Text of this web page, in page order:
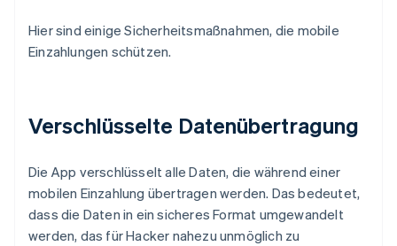
Hier sind einige Sicherheitsmaßnahmen, die mobile
Einzahlungen schützen.
Verschlüsselte Datenübertragung
Die App verschlüsselt alle Daten, die während einer
mobilen Einzahlung übertragen werden. Das bedeutet,
dass die Daten in ein sicheres Format umgewandelt
werden, das für Hacker nahezu unmöglich zu